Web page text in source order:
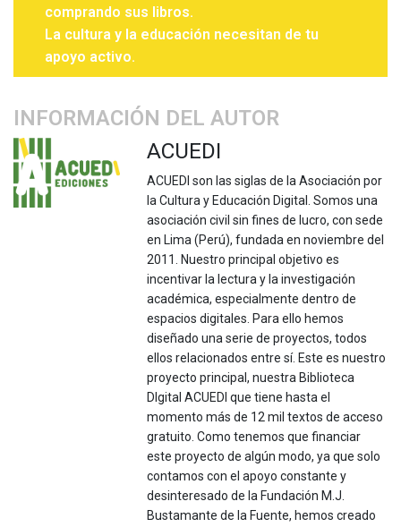
comprando sus libros.
La cultura y la educación necesitan de tu
apoyo activo.
INFORMACIÓN DEL AUTOR
ACUEDI
ACUEDI son las siglas de la Asociación por
la Cultura y Educación Digital. Somos una
asociación civil sin fines de lucro, con sede
en Lima (Perú), fundada en noviembre del
2011. Nuestro principal objetivo es
incentivar la lectura y la investigación
académica, especialmente dentro de
espacios digitales. Para ello hemos
diseñado una serie de proyectos, todos
ellos relacionados entre sí. Este es nuestro
proyecto principal, nuestra Biblioteca
DIgital ACUEDI que tiene hasta el
momento más de 12 mil textos de acceso
gratuito. Como tenemos que financiar
este proyecto de algún modo, ya que solo
contamos con el apoyo constante y
desinteresado de la Fundación M.J.
Bustamante de la Fuente, hemos creado